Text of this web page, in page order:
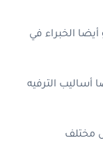
الخبراء في
أساليب الترفيه
مختلف